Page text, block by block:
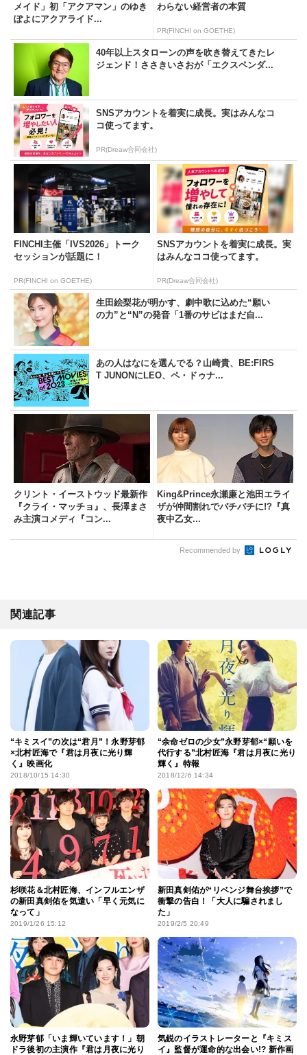
メイド」初「アクアマン」のゆき
ぽよにアクアライド...
わらない経営者の本質
PR(FINCHI on GOETHE)
40年以上スタローンの声を吹き替えてきたレ
ジェンド！ささきいさおが「エクスペンダ...
SNSアカウントを着実に成長。実はみんなコ
コ使ってます。
PR(Dreaw合同会社)
FINCHI主催「IVS2026」トーク
セッションが話題に！
PR(FINCHI on GOETHE)
SNSアカウントを着実に成長。実
はみんなココ使ってます。
PR(Dreaw合同会社)
生田絵梨花が明かす、劇中歌に込めた“願い
の力”と“N”の発音「1番のサビはまだ自...
あの人はなにを選んでる？山崎貴、BE:FIRS
T JUNONにLEO、ペ・ドゥナ...
クリント・イーストウッド最新作
『クライ・マッチョ』、長澤まさ
み主演コメディ『コン...
King&Prince永瀬廉と池田エライ
ザが仲間割れでバチバチに!?『真
夜中乙女...
Recommended by
関連記事
“キミスイ”の次は“君月”！永野芽郁
×北村匠海で『君は月夜に光り輝
く』映画化
2018/10/15 14:30
“余命ゼロの少女”永野芽郁×“願いを
代行する”北村匠海『君は月夜に光り
輝く』特報
2018/12/6 14:34
杉咲花＆北村匠海、インフルエンザ
の新田真剣佑を気遣い「早く元気に
なって」
2019/1/26 15:12
新田真剣佑が“リベンジ舞台挨拶”で
衝撃の告白！「大人に騙されまし
た」
2019/2/5 20:49
永野芽郁「いま輝いています！」朝
ドラ後初の主演作『君は月夜に光り
気鋭のイラストレーターと『キミス
イ』監督が運命的な出会い!? 新作画